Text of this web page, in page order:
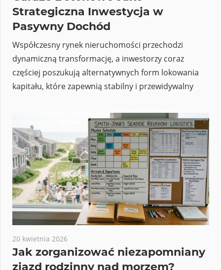
Strategiczna Inwestycja w
Pasywny Dochód
Współczesny rynek nieruchomości przechodzi
dynamiczną transformację, a inwestorzy coraz
częściej poszukują alternatywnych form lokowania
kapitału, które zapewnią stabilny i przewidywalny
20 kwietnia 2026
Jak zorganizować niezapomniany
zjazd rodzinny nad morzem?